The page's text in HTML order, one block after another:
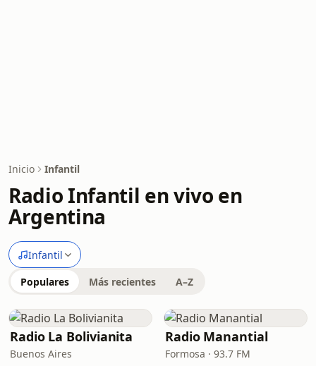
Inicio Infantil
Radio Infantil en vivo en
Argentina
Infantil
Populares Más recientes A–Z
Radio La Bolivianita
Buenos Aires
Radio Manantial
Formosa · 93.7 FM